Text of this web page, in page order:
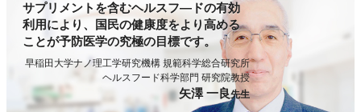
サプリメントを含むヘルスフ―ドの有効
利用により、国民の健康度をより高める
ことが予防医学の究極の目標です。
早稲田大学ナノ理工学研究機構 規範科学総合研究所
ヘルスフード科学部門 研究院教授
矢澤 一良先生